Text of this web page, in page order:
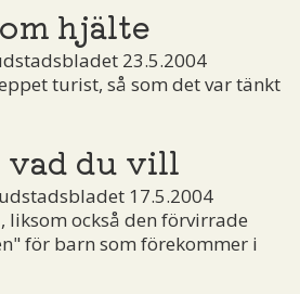
hjälte
23.5.2004
turist, så som det var tänkt
vad du vill
17.5.2004
liksom också den förvirrade
för barn som förekommer i